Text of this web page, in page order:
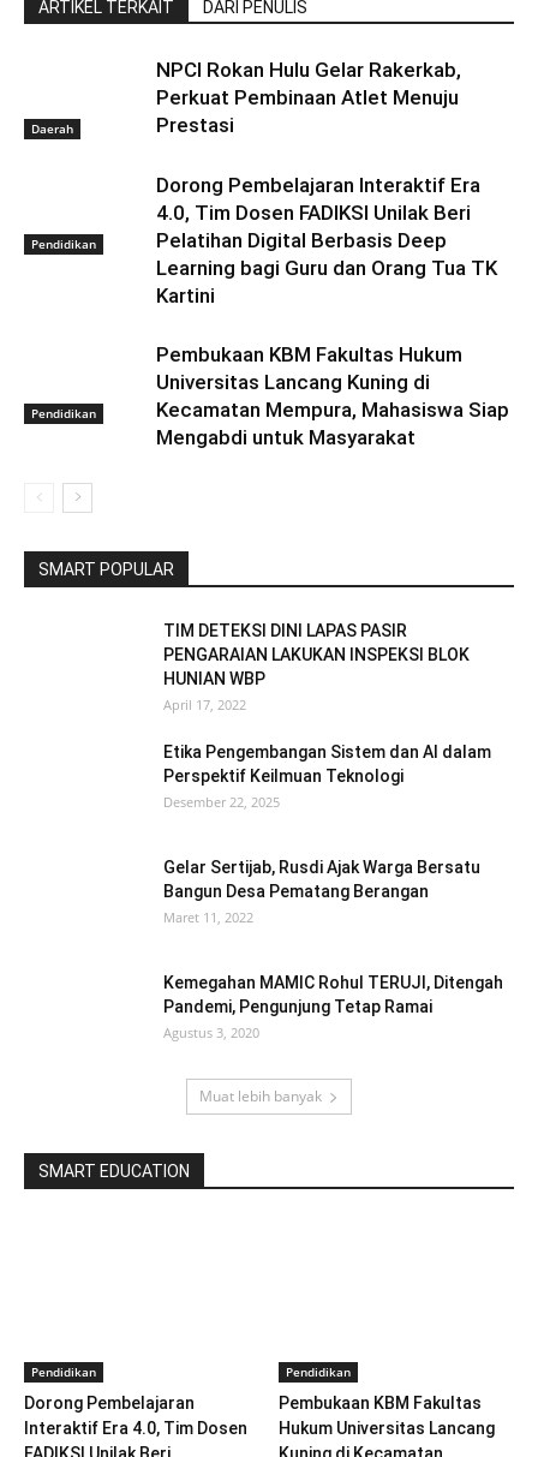
ARTIKEL TERKAIT DARI PENULIS
Daerah
NPCI Rokan Hulu Gelar Rakerkab,
Perkuat Pembinaan Atlet Menuju
Prestasi
Pendidikan
Dorong Pembelajaran Interaktif Era
4.0, Tim Dosen FADIKSI Unilak Beri
Pelatihan Digital Berbasis Deep
Learning bagi Guru dan Orang Tua TK
Kartini
Pendidikan
Pembukaan KBM Fakultas Hukum
Universitas Lancang Kuning di
Kecamatan Mempura, Mahasiswa Siap
Mengabdi untuk Masyarakat
SMART POPULAR
TIM DETEKSI DINI LAPAS PASIR
PENGARAIAN LAKUKAN INSPEKSI BLOK
HUNIAN WBP
April 17, 2022
Etika Pengembangan Sistem dan AI dalam
Perspektif Keilmuan Teknologi
Desember 22, 2025
Gelar Sertijab, Rusdi Ajak Warga Bersatu
Bangun Desa Pematang Berangan
Maret 11, 2022
Kemegahan MAMIC Rohul TERUJI, Ditengah
Pandemi, Pengunjung Tetap Ramai
Agustus 3, 2020
Muat lebih banyak
SMART EDUCATION
Pendidikan
Dorong Pembelajaran
Interaktif Era 4.0, Tim Dosen
Pendidikan
Pembukaan KBM Fakultas
Hukum Universitas Lancang